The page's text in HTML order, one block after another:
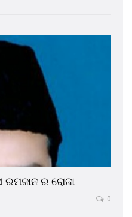
ରମଜାନ ର ରୋଜା
0